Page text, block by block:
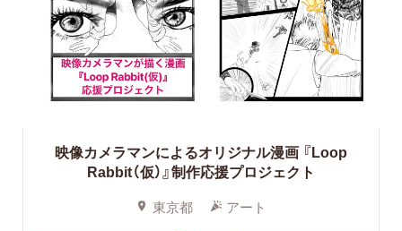
映像カメラマンによるオリジナル漫画 『Loop
Rabbit（仮）』制作応援プロジェクト
東京都 アート